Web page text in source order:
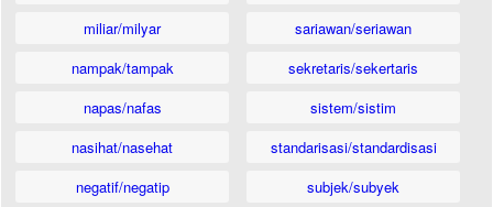
miliar/milyar
nampak/tampak
napas/nafas
nasihat/nasehat
negatif/negatip
sariawan/seriawan
sekretaris/sekertaris
sistem/sistim
standarisasi/standardisasi
subjek/subyek